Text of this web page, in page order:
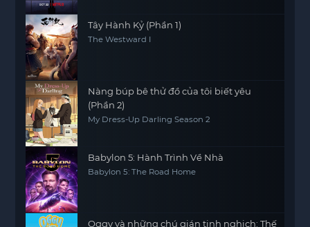
Tây Hành Kỷ (Phần 1)
The Westward I
Nàng búp bê thử đồ của tôi biết yêu
(Phần 2)
My Dress-Up Darling Season 2
Babylon 5: Hành Trình Về Nhà
Babylon 5: The Road Home
Oggy và những chú gián tinh nghịch: Thế